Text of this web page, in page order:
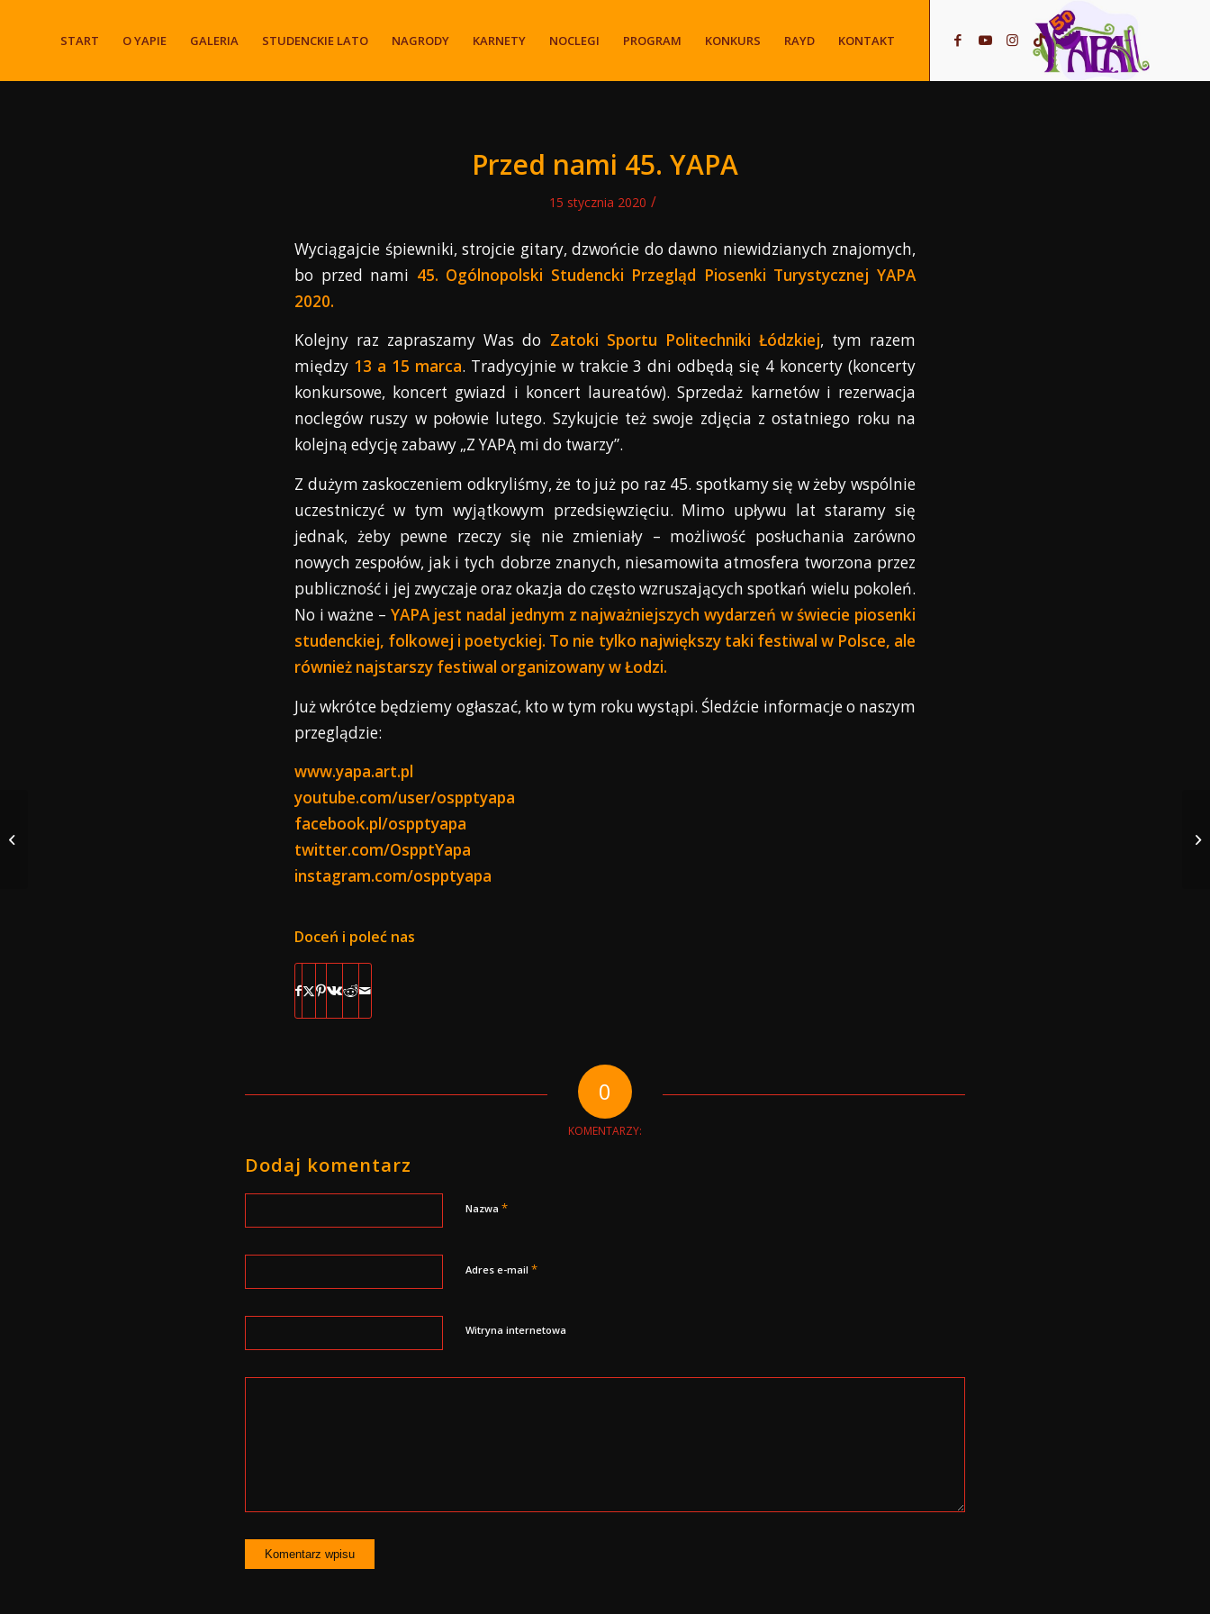
START O YAPIE GALERIA STUDENCKIE LATO NAGRODY KARNETY NOCLEGI PROGRAM KONKURS RAYD KONTAKT
Przed nami 45. YAPA
15 stycznia 2020 /
Wyciągajcie śpiewniki, strojcie gitary, dzwońcie do dawno niewidzianych znajomych,
bo przed nami 45. Ogólnopolski Studencki Przegląd Piosenki Turystycznej YAPA
2020.
Kolejny raz zapraszamy Was do Zatoki Sportu Politechniki Łódzkiej, tym razem
między 13 a 15 marca. Tradycyjnie w trakcie 3 dni odbędą się 4 koncerty (koncerty
konkursowe, koncert gwiazd i koncert laureatów). Sprzedaż karnetów i rezerwacja
noclegów ruszy w połowie lutego. Szykujcie też swoje zdjęcia z ostatniego roku na
kolejną edycję zabawy „Z YAPĄ mi do twarzy”.
Z dużym zaskoczeniem odkryliśmy, że to już po raz 45. spotkamy się w żeby wspólnie
uczestniczyć w tym wyjątkowym przedsięwzięciu. Mimo upływu lat staramy się
jednak, żeby pewne rzeczy się nie zmieniały – możliwość posłuchania zarówno
nowych zespołów, jak i tych dobrze znanych, niesamowita atmosfera tworzona przez
publiczność i jej zwyczaje oraz okazja do często wzruszających spotkań wielu pokoleń.
No i ważne – YAPA jest nadal jednym z najważniejszych wydarzeń w świecie piosenki
studenckiej, folkowej i poetyckiej. To nie tylko największy taki festiwal w Polsce, ale
również najstarszy festiwal organizowany w Łodzi.
Już wkrótce będziemy ogłaszać, kto w tym roku wystąpi. Śledźcie informacje o naszym
przeglądzie:
www.yapa.art.pl
youtube.com/user/ospptyapa
facebook.pl/ospptyapa
twitter.com/OspptYapa
instagram.com/ospptyapa
Doceń i poleć nas
0
KOMENTARZY:
Dodaj komentarz
Nazwa *
Adres e-mail *
Witryna internetowa